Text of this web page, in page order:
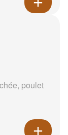
poulet